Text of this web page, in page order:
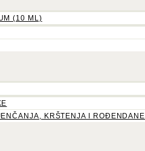
(10 ML)
KRŠTENJA I ROĐENDANE